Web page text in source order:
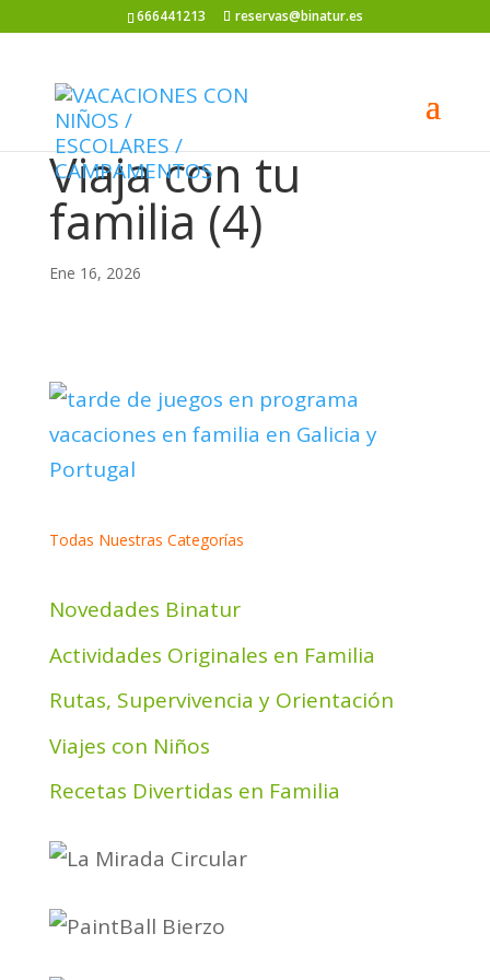
666441213 reservas@binatur.es
Viaja con tu
familia (4)
Ene 16, 2026
Todas Nuestras Categorías
Novedades Binatur
Actividades Originales en Familia
Rutas, Supervivencia y Orientación
Viajes con Niños
Recetas Divertidas en Familia